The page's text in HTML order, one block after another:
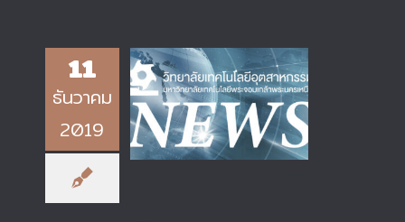
11
ธันวาคม
2019
ทุนพัฒนาเต็มศักยภาพ
สายอาชีพ โดยกองทุน
เพื่อความเสมอภาค
ทางการศึกษา 2562